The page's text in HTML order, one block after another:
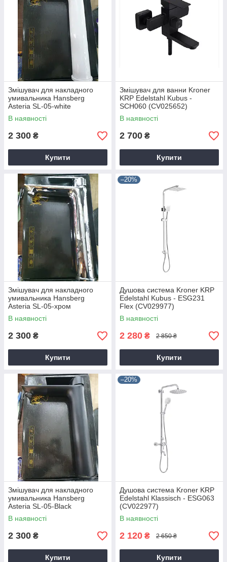
Змішувач для накладного
умивальника Hansberg
Asteria SL-05-white
В наявності
2 300 ₴
Купити
Змішувач для ванни Kroner
KRP Edelstahl Kubus -
SCH060 (CV025652)
В наявності
2 700 ₴
Купити
Змішувач для накладного
умивальника Hansberg
Asteria SL-05-хром
В наявності
2 300 ₴
Купити
–20%
Душова система Kroner KRP
Edelstahl Kubus - ESG231
Flex (CV029977)
В наявності
2 280 ₴ 2 850 ₴
Купити
Змішувач для накладного
умивальника Hansberg
Asteria SL-05-Black
В наявності
2 300 ₴
Купити
–20%
Душова система Kroner KRP
Edelstahl Klassisch - ESG063
(CV022977)
В наявності
2 120 ₴ 2 650 ₴
Купити